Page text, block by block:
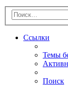
Ссылки
Темы
Поиск